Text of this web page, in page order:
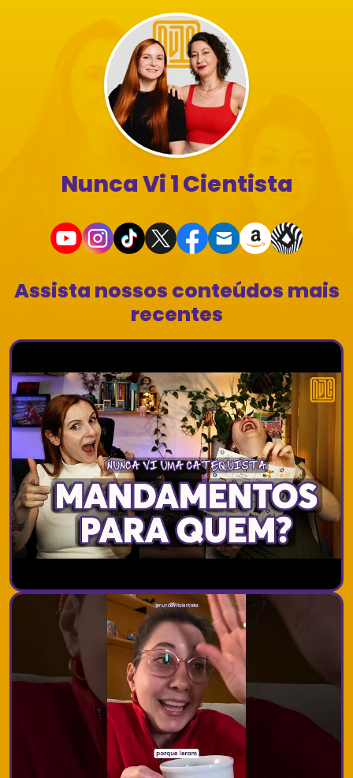
Nunca Vi 1 Cientista
Assista nossos conteúdos mais
recentes